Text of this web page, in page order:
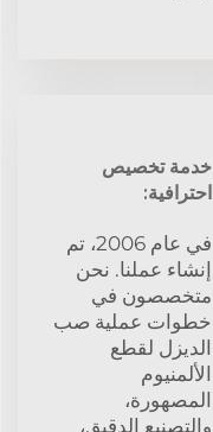
خدمة تخصيص
احترافية:
في عام 2006، تم
إنشاء عملنا. نحن
متخصصون في
خطوات عملية صب
الديزل لقطع
الألمنيوم
المصهورة،
والتصنيع الدقيق،